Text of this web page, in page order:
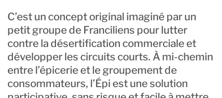
C’est un concept original imaginé par un
petit groupe de Franciliens pour lutter
contre la désertification commerciale et
développer les circuits courts. À mi-chemin
entre l’épicerie et le groupement de
consommateurs, l’Épi est une solution